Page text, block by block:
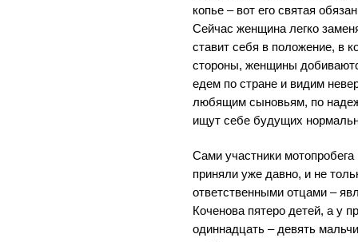
копье – вот его святая
Сейчас женщина легко
ставит себя в положение, в
стороны, женщины
едем по стране и видим
любящим сыновьям, по
ищут себе будущих
Сами участники
приняли уже давно, и не
ответственными отцами –
Коченова пятеро детей, а у
одиннадцать – девять